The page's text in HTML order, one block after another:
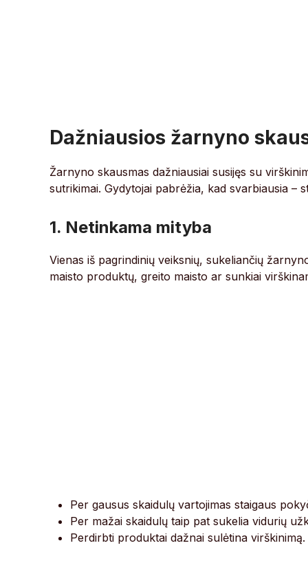
Dažniausios žarnyno
Žarnyno skausmas dažniausiai susijęs su
sutrikimai. Gydytojai pabrėžia, kad svarbiausia
1. Netinkama mityba
Vienas iš pagrindinių veiksnių, sukeliančių
maisto produktų, greito maisto ar sunkiai
Per gausus skaidulų vartojimas staigaus
Per mažai skaidulų taip pat sukelia vidurių
Perdirbti produktai dažnai sulėtina virškinimą.